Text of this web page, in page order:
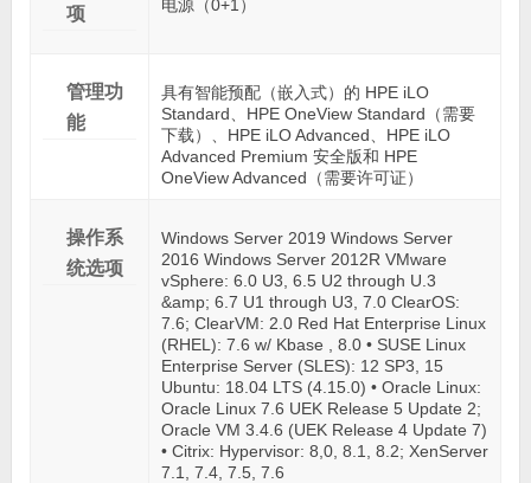
项 电源（0+1）
管理功
能
具有智能预配（嵌入式）的 HPE iLO
Standard、HPE OneView Standard（需要
下载）、HPE iLO Advanced、HPE iLO
Advanced Premium 安全版和 HPE
OneView Advanced（需要许可证）
操作系
统选项
Windows Server 2019 Windows Server
2016 Windows Server 2012R VMware
vSphere: 6.0 U3, 6.5 U2 through U.3
&amp; 6.7 U1 through U3, 7.0 ClearOS:
7.6; ClearVM: 2.0 Red Hat Enterprise Linux
(RHEL): 7.6 w/ Kbase , 8.0 • SUSE Linux
Enterprise Server (SLES): 12 SP3, 15
Ubuntu: 18.04 LTS (4.15.0) • Oracle Linux:
Oracle Linux 7.6 UEK Release 5 Update 2;
Oracle VM 3.4.6 (UEK Release 4 Update 7)
• Citrix: Hypervisor: 8,0, 8.1, 8.2; XenServer
7.1, 7.4, 7.5, 7.6